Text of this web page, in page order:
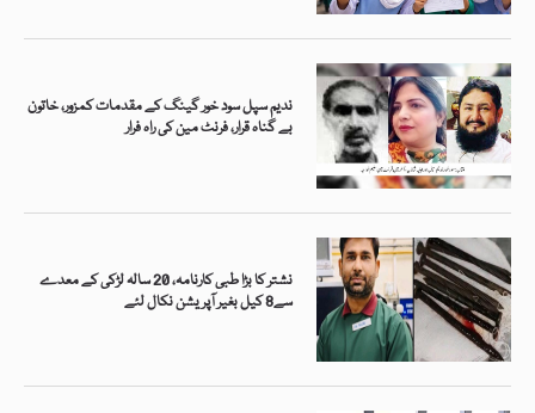
ندیم سپل سود خور گینگ کے مقدمات کمزور، خاتون
بے گناہ قرار، فرنٹ مین کی راہ فرار
نشتر کا بڑا طبی کارنامہ، 20 سالہ لڑکی کے معدے
سے8 کیل بغیر آپریشن نکال لئے